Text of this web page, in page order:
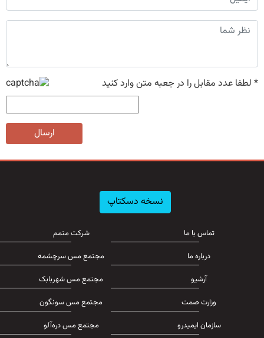
* لطفا عدد مقابل را در جعبه متن وارد کنید
ارسال
نسخه دسکتاپ
تماس با ما
درباره ما
آرشیو
وزارت صمت
سازمان ایمیدرو
شرکت متمم
مجتمع مس سرچشمه
مجتمع مس شهربابک
مجتمع مس سونگون
مجتمع مس دره‌آلو